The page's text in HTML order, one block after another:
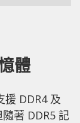
體
DDR4 及
著 DDR5 記